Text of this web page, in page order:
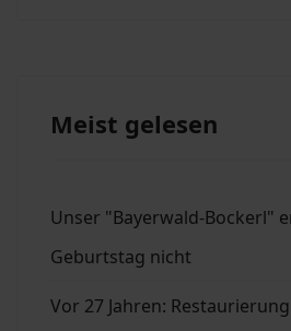
Meist gelesen
Unser "Bayerwald-Bockerl"
Geburtstag nicht
Vor 27 Jahren: